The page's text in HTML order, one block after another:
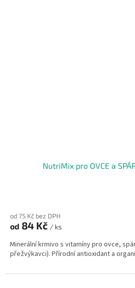
NutriMix pro OVCE a
od 75 Kč bez DPH
od 84 Kč / ks
Minerální krmivo s vitamíny pro ovce,
přežvýkavci). Přírodní antioxidant a